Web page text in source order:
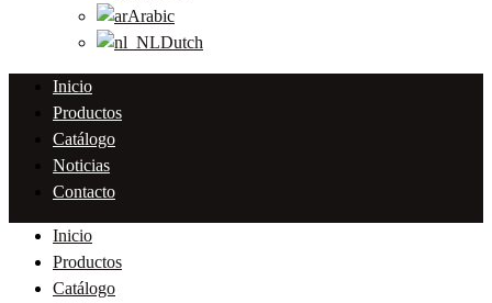
Arabic
Dutch
Inicio
Productos
Catálogo
Noticias
Contacto
Inicio
Productos
Catálogo